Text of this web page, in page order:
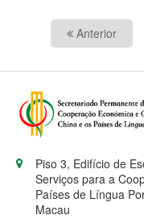
Anterior
Piso 3, Edifício de
Serviços para a
Países de Língua
Macau